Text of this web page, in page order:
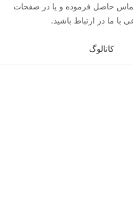
تماس حاصل فرموده و یا در صفحات
با ما در ارتباط باشید.
کاتالوگ